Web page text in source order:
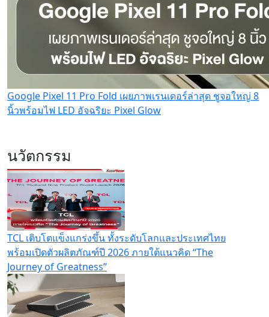
Google Pixel 11 Pro Fold เผยภาพเรนเดอร์ล่าสุด ชูจอใหญ่ 8
นิ้วพร้อมไฟ LED อัจฉริยะ Pixel Glow
นวัตกรรม
TCL เติบโตแข็งแกร่งขึ้น ทั้งระดับโลกและประเทศไทย
พร้อมเปิดตัวผลิตภัณฑ์ปี 2026 ภายใต้แนวคิด “The
Journey of Greatness”